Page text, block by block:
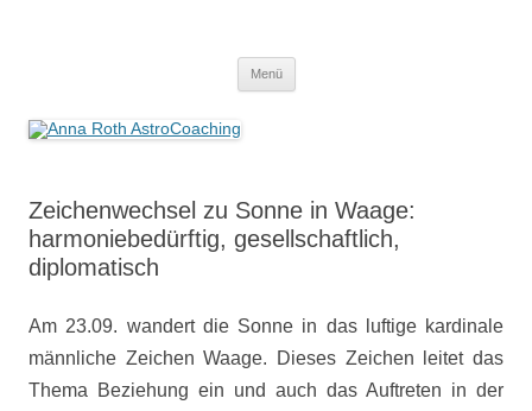
Menü
Zeichenwechsel zu Sonne in Waage:
harmoniebedürftig, gesellschaftlich,
diplomatisch
Am 23.09. wandert die Sonne in das luftige kardinale
männliche Zeichen Waage. Dieses Zeichen leitet das
Thema Beziehung ein und auch das Auftreten in der